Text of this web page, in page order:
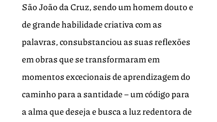
São João da Cruz, sendo um homem douto e
de grande habilidade criativa com as
palavras, consubstanciou as suas reflexões
em obras que se transformaram em
momentos excecionais de aprendizagem do
caminho para a santidade – um código para
a alma que deseja e busca a luz redentora de